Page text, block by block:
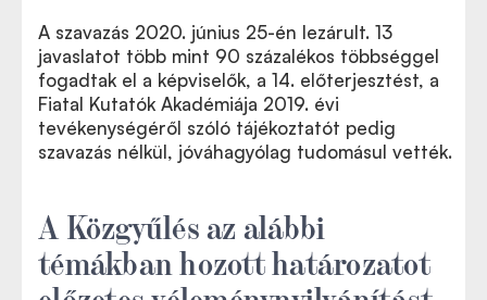
A szavazás 2020. június 25-én lezárult. 13
javaslatot több mint 90 százalékos többséggel
fogadtak el a képviselők, a 14. előterjesztést, a
Fiatal Kutatók Akadémiája 2019. évi
tevékenységéről szóló tájékoztatót pedig
szavazás nélkül, jóváhagyólag tudomásul vették.
A Közgyűlés az alábbi
témákban hozott határozatot